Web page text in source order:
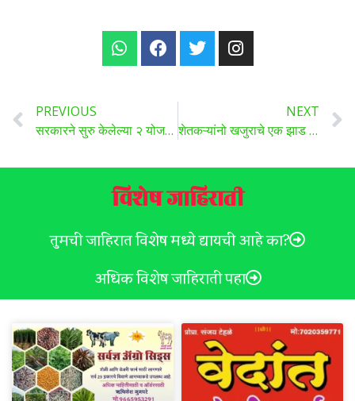
PREVIOUS
सरकारने सुरु केलेल्या २ योजना ठरल्या महिलांसाठी ‘वरदान’
NEXT
शेतकऱ्यांनो खजुराचे एक झाड देते हजारो रुपयांचे उत्पन्न, खजूर शेती आहे खूपच फायद्याची…
विशेष जाहिराती
तुमची जाहिरात विशेष मध्ये द्यायची आहे का?
अधिक विशेष जाहिराती पहा